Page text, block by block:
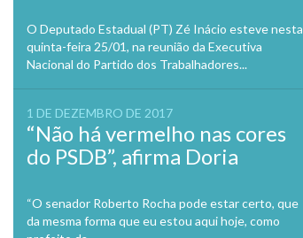
O Deputado Estadual (PT) Zé Inácio esteve nesta
quinta-feira 25/01, na reunião da Executiva
Nacional do Partido dos Trabalhadores...
1 DE DEZEMBRO DE 2017
“Não há vermelho nas cores
do PSDB”, afirma Doria
“O senador Roberto Rocha pode estar certo, que
da mesma forma que eu estou aqui hoje, como